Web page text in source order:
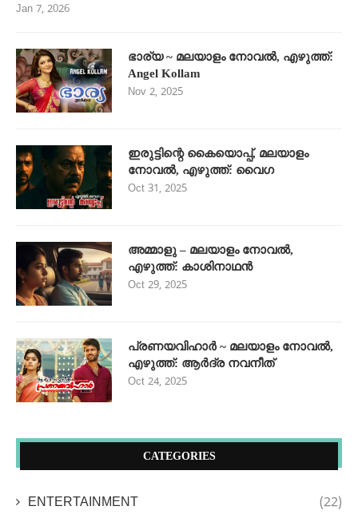
Jan 7, 2026
ഭാര്യ ~ മലയാളം നോവൽ, എഴുത്ത്:
Angel Kollam
Nov 2, 2025
ഇരുട്ടിന്റെ കൈയൊപ്പ്, മലയാളം
നോവൽ, എഴുത്ത്: വൈഗ
Oct 31, 2025
അമ്മാളു – മലയാളം നോവൽ,
എഴുത്ത്: കാശിനാഥൻ
Oct 29, 2025
പ്രണയവിഹാർ ~ മലയാളം നോവൽ,
എഴുത്ത്: ആർദ്ര നവനീത്
Oct 24, 2025
CATEGORIES
ENTERTAINMENT (22)